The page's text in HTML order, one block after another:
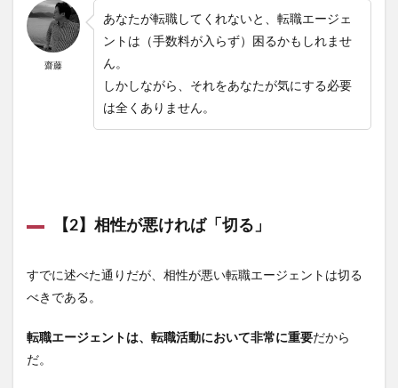
齋藤
あなたが転職してくれないと、転職エージェ
ントは（手数料が入らず）困るかもしれませ
ん。
しかしながら、それをあなたが気にする必要
は全くありません。
【2】相性が悪ければ「切る」
すでに述べた通りだが、相性が悪い転職エージェントは切る
べきである。
転職エージェントは、転職活動において非常に重要だから
だ。